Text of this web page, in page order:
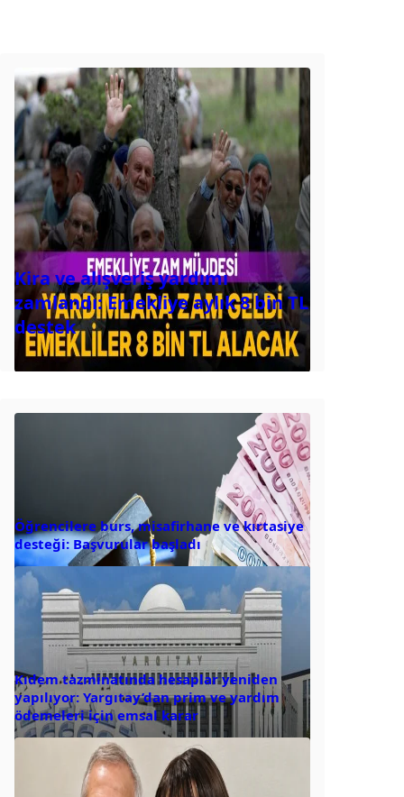
Kira ve alışveriş yardımı
zamlandı: Emekliye aylık 8 bin TL
destek
Öğrencilere burs, misafirhane ve kırtasiye
desteği: Başvurular başladı
Kıdem tazminatında hesaplar yeniden
yapılıyor: Yargıtay’dan prim ve yardım
ödemeleri için emsal karar